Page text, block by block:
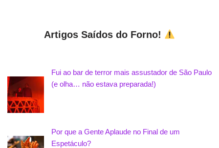
Artigos Saídos do Forno!
Fui ao bar de terror mais assustador de São Paulo
(e olha… não estava preparada!)
Por que a Gente Aplaude no Final de um
Espetáculo?